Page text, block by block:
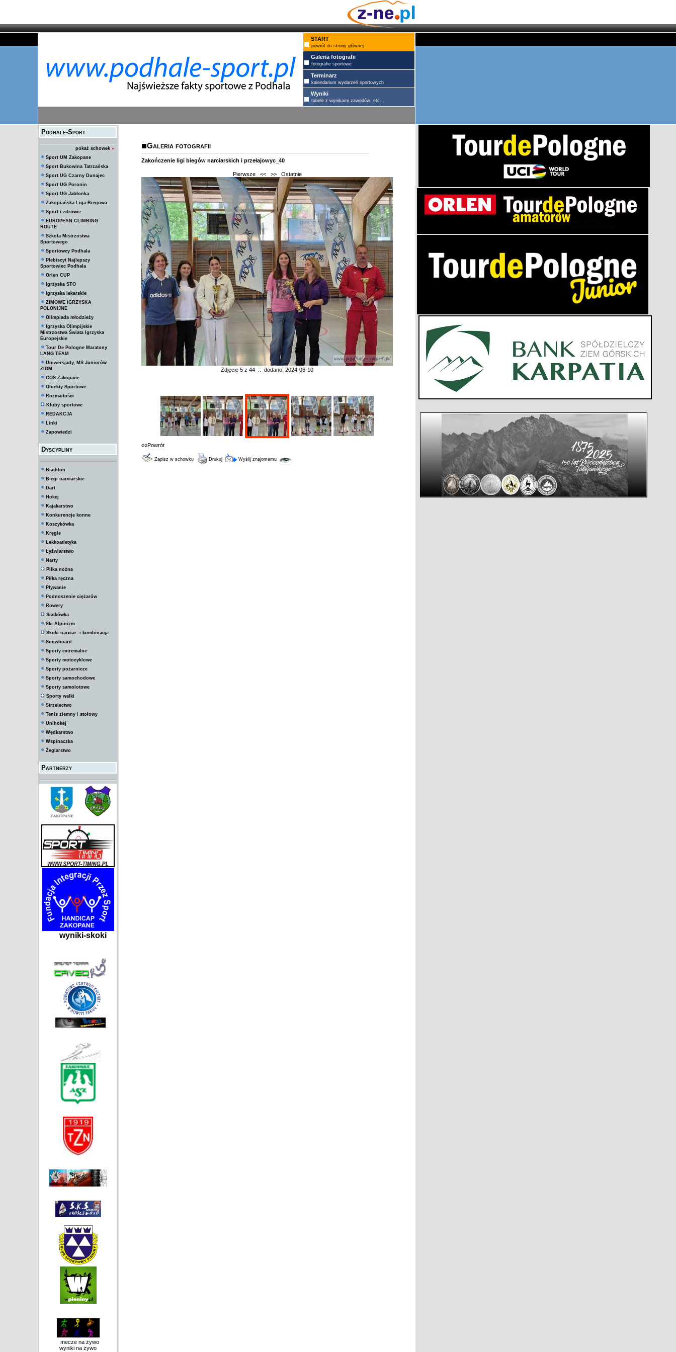
START
powrót do strony głównej
Galeria fotografii
fotografie sportowe
Terminarz
kalendarium wydarzeń sportowych
Wyniki
tabele z wynikami zawodów, etc...
Podhale-Sport
pokaż schowek »
Sport UM Zakopane
Sport Bukowina Tatrzańska
Sport UG Czarny Dunajec
Sport UG Poronin
Sport UG Jabłonka
Zakopiańska Liga Biegowa
Sport i zdrowie
EUROPEAN CLIMBING
ROUTE
Szkoła Mistrzostwa
Sportowego
Sportowcy Podhala
Plebiscyt Najlepszy
Sportowiec Podhala
Orlen CUP
Igrzyska STO
Igrzyska lekarskie
ZIMOWE IGRZYSKA
POLONIJNE
Olimpiada młodzieży
Igrzyska Olimpijskie
Mistrzostwa Świata Igrzyska
Europejskie
Tour De Pologne Maratony
LANG TEAM
Uniwersjady, MS Juniorów
ZIOM
COS Zakopane
Obiekty Sportowe
Rozmaitości
Kluby sportowe
REDAKCJA
Linki
Zapowiedzi
Dyscypliny
Biathlon
Biegi narciarskie
Dart
Hokej
Kajakarstwo
Konkurencje konne
Koszykówka
Kręgle
Lekkoatletyka
Łyżwiarstwo
Narty
Piłka nożna
Piłka ręczna
Pływanie
Podnoszenie ciężarów
Rowery
Siatkówka
Ski-Alpinizm
Skoki narciar. i kombinacja
Snowboard
Sporty extremalne
Sporty motocyklowe
Sporty pożarnicze
Sporty samochodowe
Sporty samolotowe
Sporty walki
Strzelectwo
Tenis ziemny i stołowy
Unihokej
Wędkarstwo
Wspinaczka
Żeglarstwo
Partnerzy
wyniki-skoki
mecze na żywo
wyniki na żywo
Galeria fotografii
Zakończenie ligi biegów narciarskich i przełajowyc_40
Pierwsze << >> Ostatnie
Zdjęcie 5 z 44 :: dodano: 2024-06-10
««Powrót
Zapisz w schowku Drukuj Wyślij znajomemu